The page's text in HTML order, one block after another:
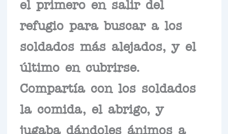
el primero en salir del
refugio para buscar a los
soldados más alejados, y el
último en cubrirse.
Compartía con los soldados
la comida, el abrigo, y
jugaba dándoles ánimos a